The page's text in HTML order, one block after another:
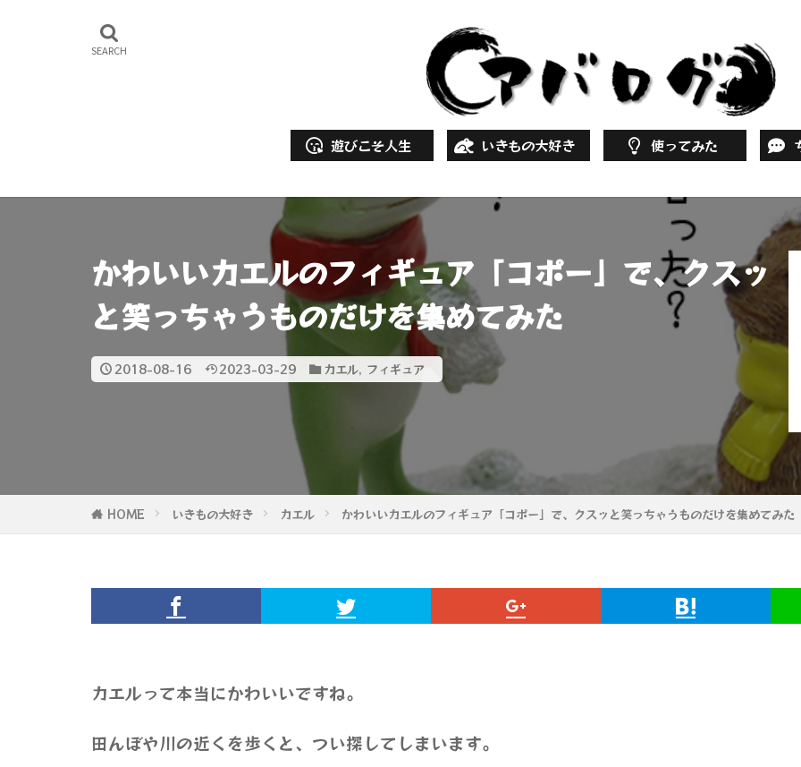
遊びこそ人生 いきもの大好き 使ってみた
かわいいカエルのフィギュア「コポー」で、クスッ
と笑っちゃうものだけを集めてみた
2018-08-16 2023-03-29 カエル, フィギュア
HOME いきもの大好き カエル かわいいカエルのフィギュア「コポー」で、クスッと笑っちゃうものだけを集めてみた
カエルって本当にかわいいですね。
田んぼや川の近くを歩くと、つい探してしまいます。